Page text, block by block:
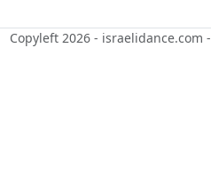
Copyleft 2026 - israelidance.com -